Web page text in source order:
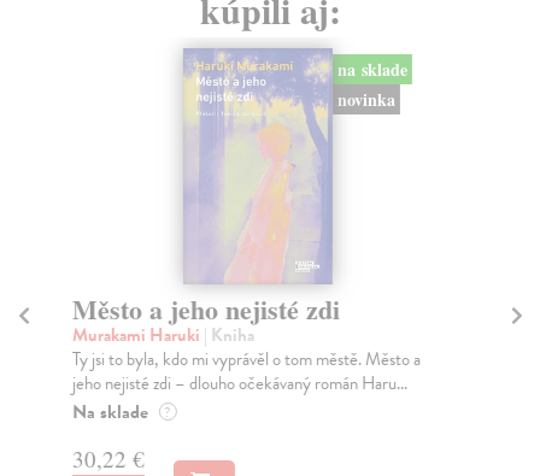
na sklade
novinka
Město a jeho nejisté zdi
Murakami Haruki | Kniha
Ty jsi to byla, kdo mi vyprávěl o tom městě. Město a
jeho nejisté zdi – dlouho očekávaný román Haru...
Na sklade ?
30,22 €